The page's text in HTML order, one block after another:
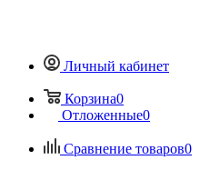
Личный кабинет
Корзина0
Отложенные0
Сравнение товаров0